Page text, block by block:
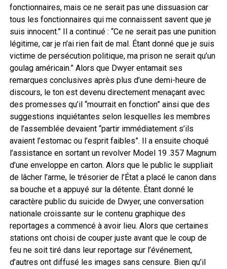
fonctionnaires, mais ce ne serait pas une dissuasion car
tous les fonctionnaires qui me connaissent savent que je
suis innocent.” Il a continué : “Ce ne serait pas une punition
légitime, car je n’ai rien fait de mal. Étant donné que je suis
victime de persécution politique, ma prison ne serait qu’un
goulag américain.” Alors que Dwyer entamait ses
remarques conclusives après plus d’une demi-heure de
discours, le ton est devenu directement menaçant avec
des promesses qu’il “mourrait en fonction” ainsi que des
suggestions inquiétantes selon lesquelles les membres
de l’assemblée devaient “partir immédiatement s’ils
avaient l’estomac ou l’esprit faibles”. Il a ensuite choqué
l’assistance en sortant un revolver Model 19 .357 Magnum
d’une enveloppe en carton. Alors que le public le suppliait
de lâcher l’arme, le trésorier de l’État a placé le canon dans
sa bouche et a appuyé sur la détente. Étant donné le
caractère public du suicide de Dwyer, une conversation
nationale croissante sur le contenu graphique des
reportages a commencé à avoir lieu. Alors que certaines
stations ont choisi de couper juste avant que le coup de
feu ne soit tiré dans leur reportage sur l’événement,
d’autres ont diffusé les images sans censure. Bien qu’il